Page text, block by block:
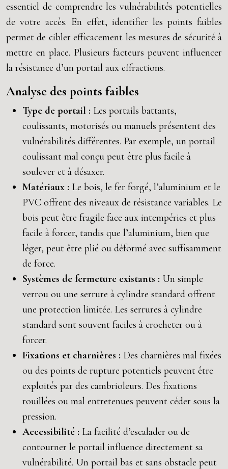
essentiel de comprendre les vulnérabilités potentielles
de votre accès. En effet, identifier les points faibles
permet de cibler efficacement les mesures de sécurité à
mettre en place. Plusieurs facteurs peuvent influencer
la résistance d’un portail aux effractions.
Analyse des points faibles
Type de portail : Les portails battants,
coulissants, motorisés ou manuels présentent des
vulnérabilités différentes. Par exemple, un portail
coulissant mal conçu peut être plus facile à
soulever et à désaxer.
Matériaux : Le bois, le fer forgé, l’aluminium et le
PVC offrent des niveaux de résistance variables. Le
bois peut être fragile face aux intempéries et plus
facile à forcer, tandis que l’aluminium, bien que
léger, peut être plié ou déformé avec suffisamment
de force.
Systèmes de fermeture existants : Un simple
verrou ou une serrure à cylindre standard offrent
une protection limitée. Les serrures à cylindre
standard sont souvent faciles à crocheter ou à
forcer.
Fixations et charnières : Des charnières mal fixées
ou des points de rupture potentiels peuvent être
exploités par des cambrioleurs. Des fixations
rouillées ou mal entretenues peuvent céder sous la
pression.
Accessibilité : La facilité d’escalader ou de
contourner le portail influence directement sa
vulnérabilité. Un portail bas et sans obstacle peut